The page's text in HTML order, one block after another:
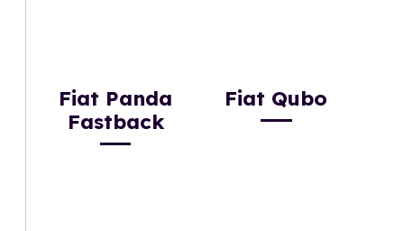
Fiat Panda
Fastback
Fiat Qubo